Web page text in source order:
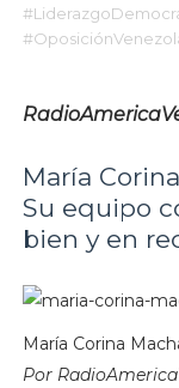
María
Su equipo
bien y en
María Corina
Por